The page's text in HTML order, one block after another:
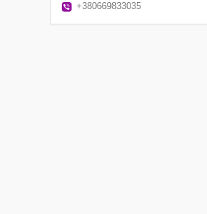
+380669833035